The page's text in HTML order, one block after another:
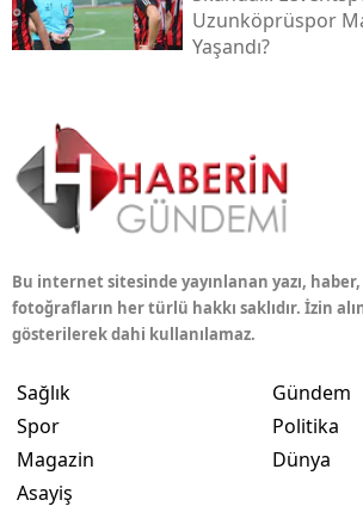
Uzunköprüspor
Yaşandı?
Bu internet sitesinde yayınlanan yazı, haber,
fotoğrafların her türlü hakkı saklıdır. İzin
gösterilerek dahi kullanılamaz.
Sağlık
Spor
Magazin
Asayiş
Gündem
Politika
Dünya